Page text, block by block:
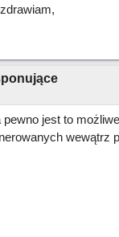
pewno jest to
wewątrz